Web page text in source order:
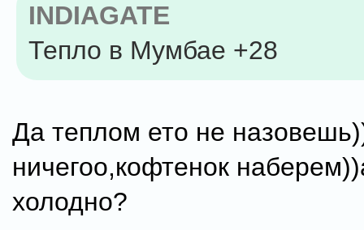
INDIAGATE
Тепло в Мумбае +28
Да теплом ето не
ничегоо,кофтенок
холодно?